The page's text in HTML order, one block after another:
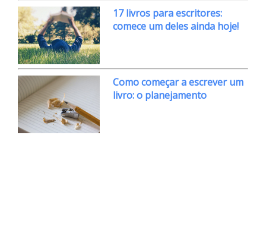
17 livros para escritores:
comece um deles ainda hoje!
Como começar a escrever um
livro: o planejamento